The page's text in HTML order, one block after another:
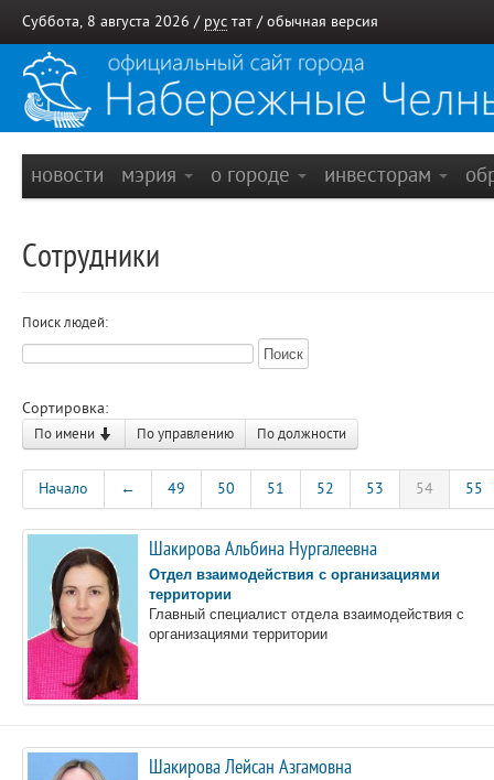
Суббота, 8 августа 2026 / рус тат / обычная версия
новости мэрия о городе инвесторам
Сотрудники
Поиск людей:
Сортировка:
По имени По управлению По должности
Начало ← 49 50 51 52 53 54 55
Шакирова Альбина Нургалеевна
Отдел взаимодействия с организациями
территории
Главный специалист отдела взаимодействия с
организациями территории
Шакирова Лейсан Азгамовна